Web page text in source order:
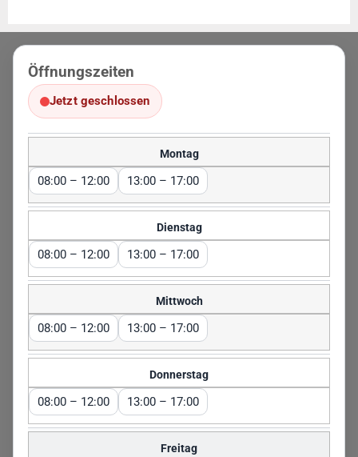
Öffnungszeiten
Jetzt geschlossen
. Heute: 08:00 – 12:00, 13:00 – 17:00
Öffnungszeiten. Heutiger Status: Jetzt geschlossen. Heute gültige
Montag
08:00 – 12:00 13:00 – 17:00
Dienstag
08:00 – 12:00 13:00 – 17:00
Mittwoch
08:00 – 12:00 13:00 – 17:00
Donnerstag
08:00 – 12:00 13:00 – 17:00
Freitag